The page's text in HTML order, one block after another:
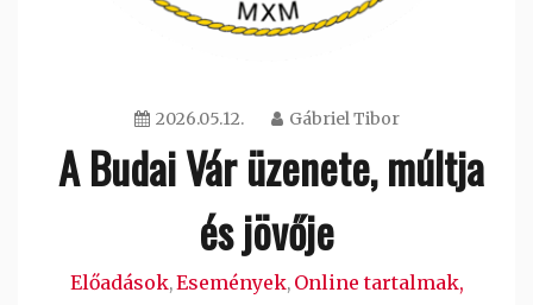
2026.05.12. Gábriel Tibor
A Budai Vár üzenete, múltja
és jövője
Előadások,Események, Online tartalmak,